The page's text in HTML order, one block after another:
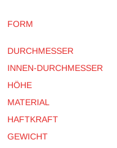
FORM
DURCHMESSER
INNEN-DURCHMESSER
HÖHE
MATERIAL
HAFTKRAFT
GEWICHT